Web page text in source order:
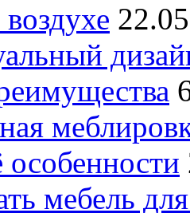
особенности
мебель